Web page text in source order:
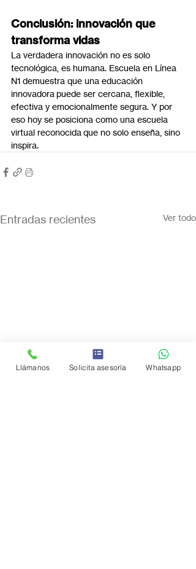
Conclusión: innovación que
transforma vidas
La verdadera innovación no es solo
tecnológica, es humana. Escuela en Línea
N1 demuestra que una educación
innovadora puede ser cercana, flexible,
efectiva y emocionalmente segura. Y por
eso hoy se posiciona como una escuela
virtual reconocida que no solo enseña, sino
inspira.
Entradas recientes Ver todo
Llámanos Solicita asesoría Whatsapp